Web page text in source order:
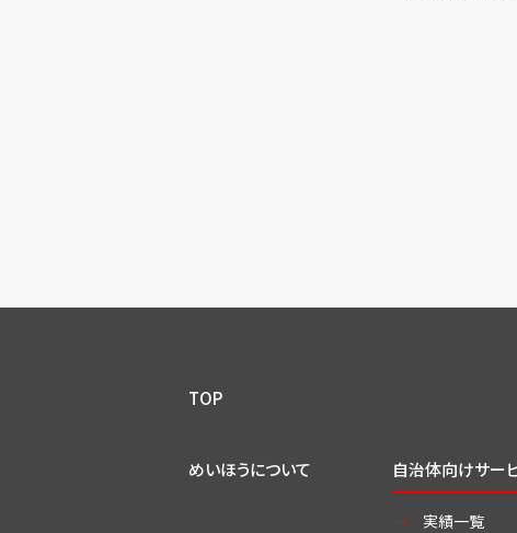
TOP
めいほうについて 自治体向けサー
実績一覧